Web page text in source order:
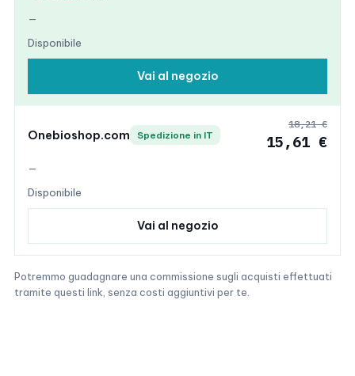
—
Disponibile
Vai al negozio
Onebioshop.com Spedizione in IT
—
Disponibile
18,21 €
15,61 €
Vai al negozio
Potremmo guadagnare una commissione sugli acquisti effettuati
tramite questi link, senza costi aggiuntivi per te.